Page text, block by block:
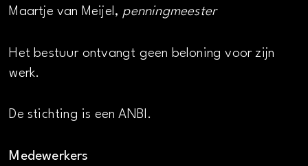
Maartje van Meijel, penningmeester
Het bestuur ontvangt geen beloning voor zijn
werk.
De stichting is een ANBI.
Medewerkers